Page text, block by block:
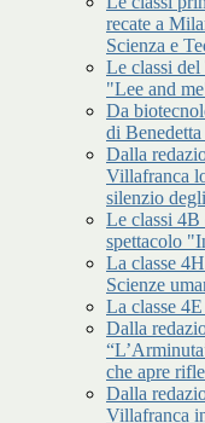
recate a
Scienza e
Le classi
"Lee and
Da
di
Dalla
Villafranca
silenzio
Le classi 4B
spettacolo
La classe
Scienze
La classe
Dalla
che apre
Dalla
Villafranca